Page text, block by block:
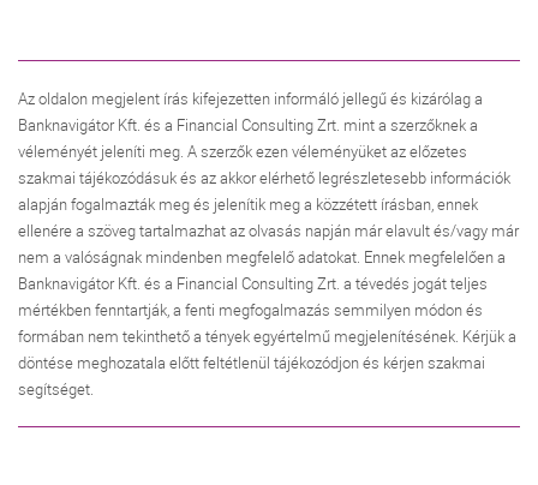
Az oldalon megjelent írás kifejezetten informáló jellegű és kizárólag a
Banknavigátor Kft. és a Financial Consulting Zrt. mint a szerzőknek a
véleményét jeleníti meg. A szerzők ezen véleményüket az előzetes
szakmai tájékozódásuk és az akkor elérhető legrészletesebb információk
alapján fogalmazták meg és jelenítik meg a közzétett írásban, ennek
ellenére a szöveg tartalmazhat az olvasás napján már elavult és/vagy már
nem a valóságnak mindenben megfelelő adatokat. Ennek megfelelően a
Banknavigátor Kft. és a Financial Consulting Zrt. a tévedés jogát teljes
mértékben fenntartják, a fenti megfogalmazás semmilyen módon és
formában nem tekinthető a tények egyértelmű megjelenítésének. Kérjük a
döntése meghozatala előtt feltétlenül tájékozódjon és kérjen szakmai
segítséget.